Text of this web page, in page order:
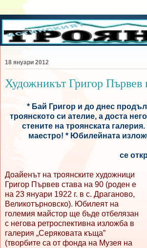
18 януари 2012
Художникът Григор Първев
* Бай Григор и до днес
троянското си ателие, а доста
стените на троянската
маестро! * Юбилейната
се
Доайенът на троянските художници
Григор Първев става на 90 (роден е
на 23 януари 1922 г. в с. Драганово,
Великотърновско). Юбилеят на
големия майстор ще бъде отбелязан
с негова ретроспективна изложба в
галерия „Серяковата къща”
(творбите са от фонда на Музея на